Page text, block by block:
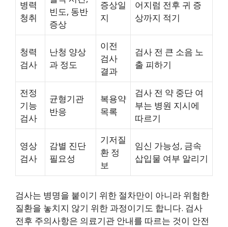
병력
청취
빈도, 동반
증상
증상일
지
어지럼 전후 귀 증
상까지 적기
청력
검사
난청 양상
과 정도
이전
검사
결과
검사 전 큰 소음 노
출 피하기
전정
기능
검사
균형기관
반응
복용약
목록
검사 전 약 중단 여
부는 병원 지시에
따르기
영상
검사
감별 진단
필요성
기저질
환 정
보
임신 가능성, 금속
삽입물 여부 알리기
검사는 병명을 붙이기 위한 절차만이 아니라 위험한
질환을 놓치지 않기 위한 과정이기도 합니다. 검사
전후 주의사항은 의료기관 안내를 따르는 것이 안전